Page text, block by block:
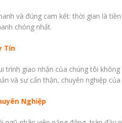
và đúng cam kết: thời gian là
chóng nhất.
Tín
trình giao nhận của chúng tôi
và sự cẩn thận, chuyên nghiệp
Nghiệp